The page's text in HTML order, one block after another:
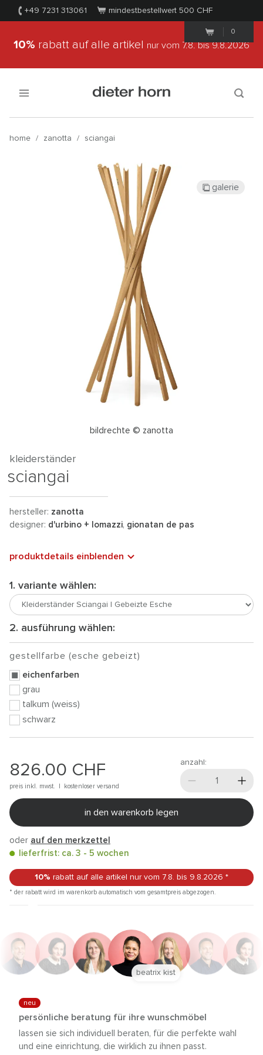
+49 7231 313061 mindestbestellwert 500 CHF
0
10% rabatt auf alle artikel nur vom 7.8.bis 9.8.2026
home / zanotta / sciangai
bildrechte © zanotta
galerie
kleiderständer
sciangai
hersteller: zanotta
designer: d'urbino + lomazzi, gionatan de pas
produktdetails einblenden
1. variante wählen:
2. ausführung wählen:
gestellfarbe (esche gebeizt)
eichenfarben
grau
talkum (weiss)
schwarz
826.00 CHF
preis inkl. mwst. | kostenloser versand
anzahl:
in den warenkorb legen
oder auf den merkzettel
lieferfrist: ca. 3 - 5 wochen
10% rabatt auf alle artikel nur vom 7.8. bis 9.8.2026 *
* der rabatt wird im warenkorb automatisch vom gesamtpreis abgezogen.
neu
persönliche beratung für ihre wunschmöbel
lassen sie sich individuell beraten, für die perfekte wahl
und eine einrichtung, die wirklich zu ihnen passt.
beatrix kist